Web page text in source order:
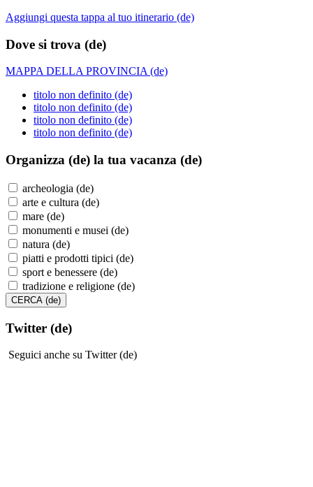
Aggiungi questa tappa al tuo itinerario (de)
Dove si trova (de)
MAPPA DELLA PROVINCIA (de)
titolo non definito (de)
titolo non definito (de)
titolo non definito (de)
titolo non definito (de)
Organizza (de) la tua vacanza (de)
archeologia (de)
arte e cultura (de)
mare (de)
monumenti e musei (de)
natura (de)
piatti e prodotti tipici (de)
sport e benessere (de)
tradizione e religione (de)
Twitter (de)
Seguici anche su Twitter (de)